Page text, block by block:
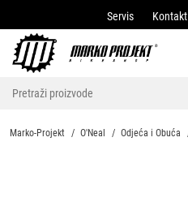
Servis Kontakt
Marko-Projekt O'Neal Odjeća i Obuća